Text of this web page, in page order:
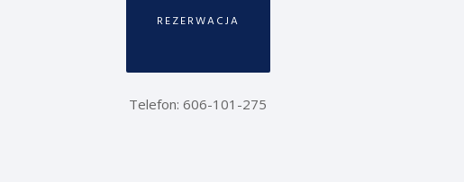
REZERWACJA
Telefon: 606-101-275